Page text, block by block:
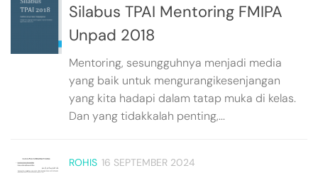
Silabus TPAI Mentoring FMIPA
Unpad 2018
Mentoring, sesungguhnya menjadi media
yang baik untuk mengurangikesenjangan
yang kita hadapi dalam tatap muka di kelas.
Dan yang tidakkalah penting,...
ROHIS 16 SEPTEMBER 2024